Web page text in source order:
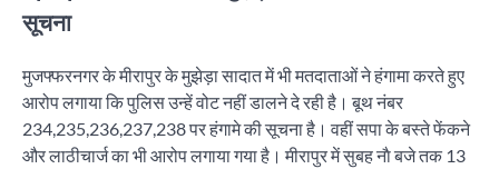
सूचना
मुजफ्फरनगर के मीरापुर के मुझेड़ा सादात में भी मतदाताओं ने हंगामा करते हुए
आरोप लगाया कि पुलिस उन्हें वोट नहीं डालने दे रही है। बूथ नंबर
234,235,236,237,238 पर हंगामे की सूचना है। वहीं सपा के बस्ते फेंकने
और लाठीचार्ज का भी आरोप लगाया गया है। मीरापुर में सुबह नाै बजे तक 13